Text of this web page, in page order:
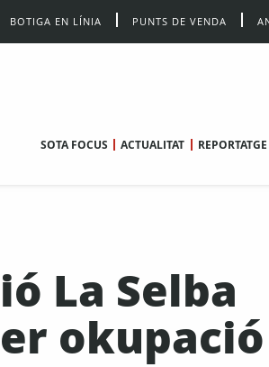
BOTIGA EN LÍNIA PUNTS DE VENDA
SOTA FOCUS ACTUALITAT REPORTATGE
La Selba
okupació